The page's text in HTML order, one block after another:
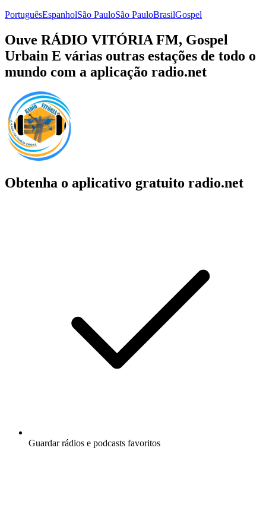
PortuguêsEspanholSão PauloSão PauloBrasilGospel
Ouve RÁDIO VITÓRIA FM, Gospel
Urbain E várias outras estações de todo o
mundo com a aplicação radio.net
Obtenha o aplicativo gratuito radio.net
Guardar rádios e podcasts favoritos